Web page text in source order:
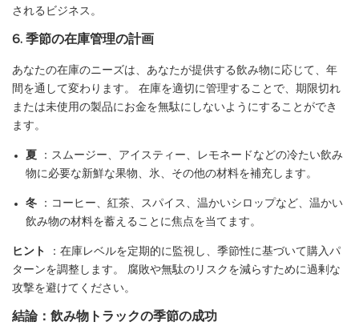
されるビジネス。
6. 季節の在庫管理の計画
あなたの在庫のニーズは、あなたが提供する飲み物に応じて、年
間を通して変わります。 在庫を適切に管理することで、期限切れ
または未使用の製品にお金を無駄にしないようにすることができ
ます。
夏
：スムージー、アイスティー、レモネードなどの冷たい飲み
物に必要な新鮮な果物、氷、その他の材料を補充します。
冬
：コーヒー、紅茶、スパイス、温かいシロップなど、温かい
飲み物の材料を蓄えることに焦点を当てます。
ヒント
：在庫レベルを定期的に監視し、季節性に基づいて購入パ
ターンを調整します。 腐敗や無駄のリスクを減らすために過剰な
攻撃を避けてください。
結論：飲み物トラックの季節の成功